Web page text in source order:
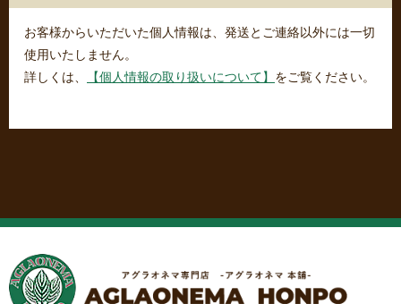
お客様からいただいた個人情報は、発送とご連絡以外には一切
使用いたしません。
詳しくは、
【個人情報の取り扱いについて】 をご覧ください。